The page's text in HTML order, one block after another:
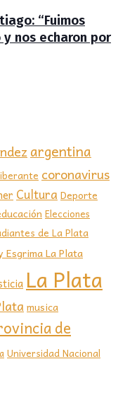
“Fuimos
nos echaron por
argentina
coronavirus
Cultura Deporte
Elecciones
de La Plata
Esgrima La Plata
La Plata
musica
de
Universidad Nacional